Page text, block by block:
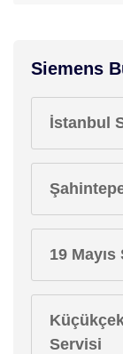
Siemens
İstanbul
19
Servisi